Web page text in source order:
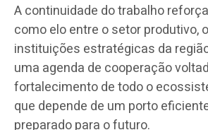
A continuidade do trabalho
como elo entre o setor produtivo,
instituições estratégicas da
uma agenda de cooperação
fortalecimento de todo o
que depende de um porto
preparado para o futuro.